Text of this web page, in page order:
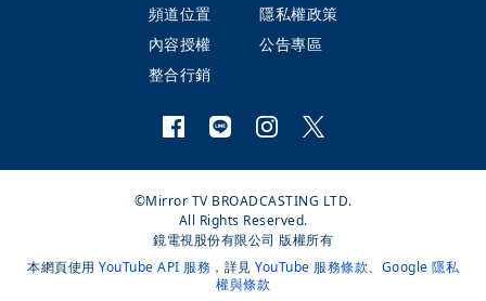
頻道位置
隱私權政策
內容授權
公告專區
整合行銷
©Mirror TV BROADCASTING LTD.
All Rights Reserved.
鏡電視股份有限公司 版權所有
本網頁使用 YouTube API 服務 ，詳見 YouTube 服務條款、 Google 隱私
權與條款